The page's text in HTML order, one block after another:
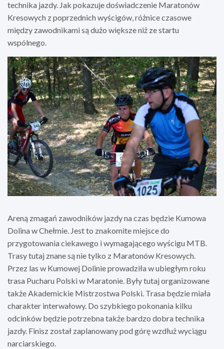
technika jazdy. Jak pokazuje doświadczenie Maratonów
Kresowych z poprzednich wyścigów, różnice czasowe
między zawodnikami są dużo większe niż ze startu
wspólnego.
Areną zmagań zawodników jazdy na czas będzie Kumowa
Dolina w Chełmie. Jest to znakomite miejsce do
przygotowania ciekawego i wymagającego wyścigu MTB.
Trasy tutaj znane są nie tylko z Maratonów Kresowych.
Przez las w Kumowej Dolinie prowadziła w ubiegłym roku
trasa Pucharu Polski w Maratonie. Były tutaj organizowane
także Akademickie Mistrzostwa Polski. Trasa będzie miała
charakter interwałowy. Do szybkiego pokonania kilku
odcinków będzie potrzebna także bardzo dobra technika
jazdy. Finisz został zaplanowany pod górę wzdłuż wyciągu
narciarskiego.